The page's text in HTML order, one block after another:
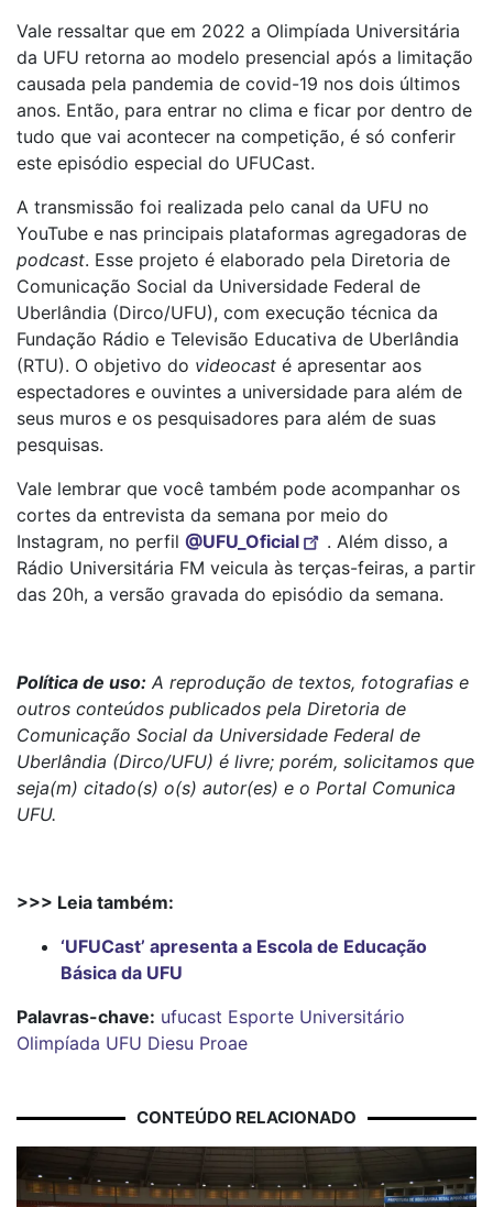
Vale ressaltar que em 2022 a Olimpíada Universitária
da UFU retorna ao modelo presencial após a limitação
causada pela pandemia de covid-19 nos dois últimos
anos. Então, para entrar no clima e ficar por dentro de
tudo que vai acontecer na competição, é só conferir
este episódio especial do UFUCast.
A transmissão foi realizada pelo canal da UFU no
YouTube e nas principais plataformas agregadoras de
podcast. Esse projeto é elaborado pela Diretoria de
Comunicação Social da Universidade Federal de
Uberlândia (Dirco/UFU), com execução técnica da
Fundação Rádio e Televisão Educativa de Uberlândia
(RTU). O objetivo do videocast é apresentar aos
espectadores e ouvintes a universidade para além de
seus muros e os pesquisadores para além de suas
pesquisas.
Vale lembrar que você também pode acompanhar os
cortes da entrevista da semana por meio do
Instagram, no perfil @UFU_Oficial
. Além disso, a
Rádio Universitária FM veicula às terças-feiras, a partir
das 20h, a versão gravada do episódio da semana.
Política de uso: A reprodução de textos, fotografias e
outros conteúdos publicados pela Diretoria de
Comunicação Social da Universidade Federal de
Uberlândia (Dirco/UFU) é livre; porém, solicitamos que
seja(m) citado(s) o(s) autor(es) e o Portal Comunica
UFU.
>>> Leia também:
‘UFUCast’ apresenta a Escola de Educação
Básica da UFU
Palavras-chave: ufucast Esporte Universitário
Olimpíada UFU Diesu Proae
CONTEÚDO RELACIONADO